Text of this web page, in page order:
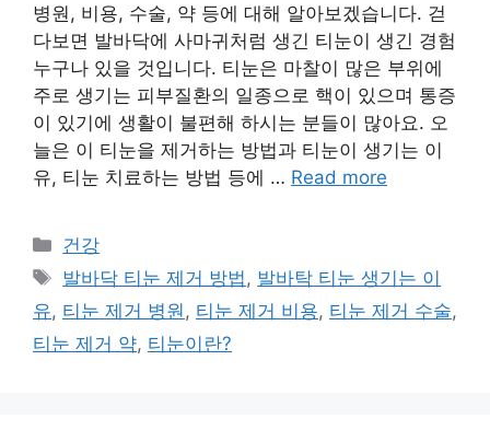
병원, 비용, 수술, 약 등에 대해 알아보겠습니다. 걷
다보면 발바닥에 사마귀처럼 생긴 티눈이 생긴 경험
누구나 있을 것입니다. 티눈은 마찰이 많은 부위에
주로 생기는 피부질환의 일종으로 핵이 있으며 통증
이 있기에 생활이 불편해 하시는 분들이 많아요. 오
늘은 이 티눈을 제거하는 방법과 티눈이 생기는 이
유, 티눈 치료하는 방법 등에 … Read more
카
테
리
건강
태
그
발바닥 티눈 제거 방법 , 발바탁 티눈 생기는 이
유, 티눈 제거 병원 , 티눈 제거 비용, 티눈 제거 수술,
티눈 제거 약, 티눈이란?